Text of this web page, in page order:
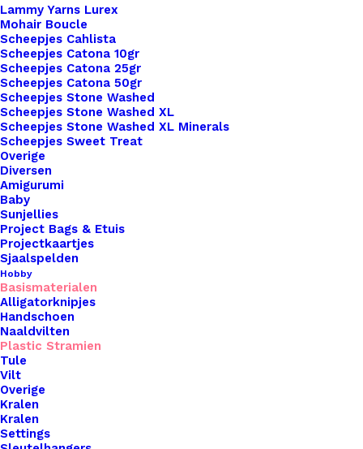
Lammy Yarns Lurex
Mohair Boucle
Scheepjes Cahlista
Scheepjes Catona 10gr
Scheepjes Catona 25gr
Scheepjes Catona 50gr
Scheepjes Stone Washed
Scheepjes Stone Washed XL
Scheepjes Stone Washed XL Minerals
Scheepjes Sweet Treat
Overige
Diversen
Amigurumi
Baby
Sunjellies
Project Bags & Etuis
Projectkaartjes
Sjaalspelden
Hobby
Basismaterialen
Alligatorknipjes
Handschoen
Naaldvilten
Plastic Stramien
Tule
Vilt
Overige
Kralen
Kralen
Settings
Binnen 1-3 werkdagen verzonden
Veilig betalen
Unieke en kwaliteitsproducten
Overzicht
Nog meer leuks!